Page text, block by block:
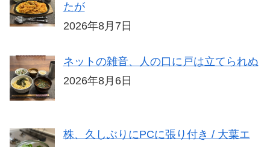
たが
2026年8月7日
ネットの雑音、人の口に戸は立てられぬ
2026年8月6日
株、久しぶりにPCに張り付き / 大葉エ